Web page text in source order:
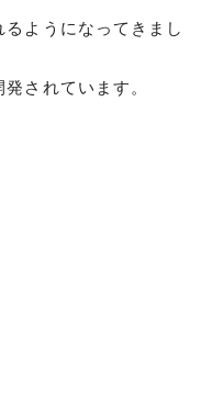
ようになってきまし
されています。